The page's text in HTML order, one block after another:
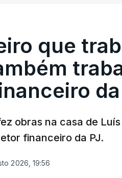
que
da
obras na casa de
financeiro da PJ.
2026, 19:56